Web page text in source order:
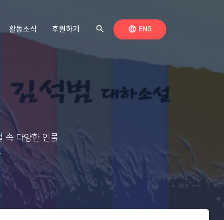
활동소식 후원하기 search 검색하기언어 전환
language ENG
속 다양한 인물